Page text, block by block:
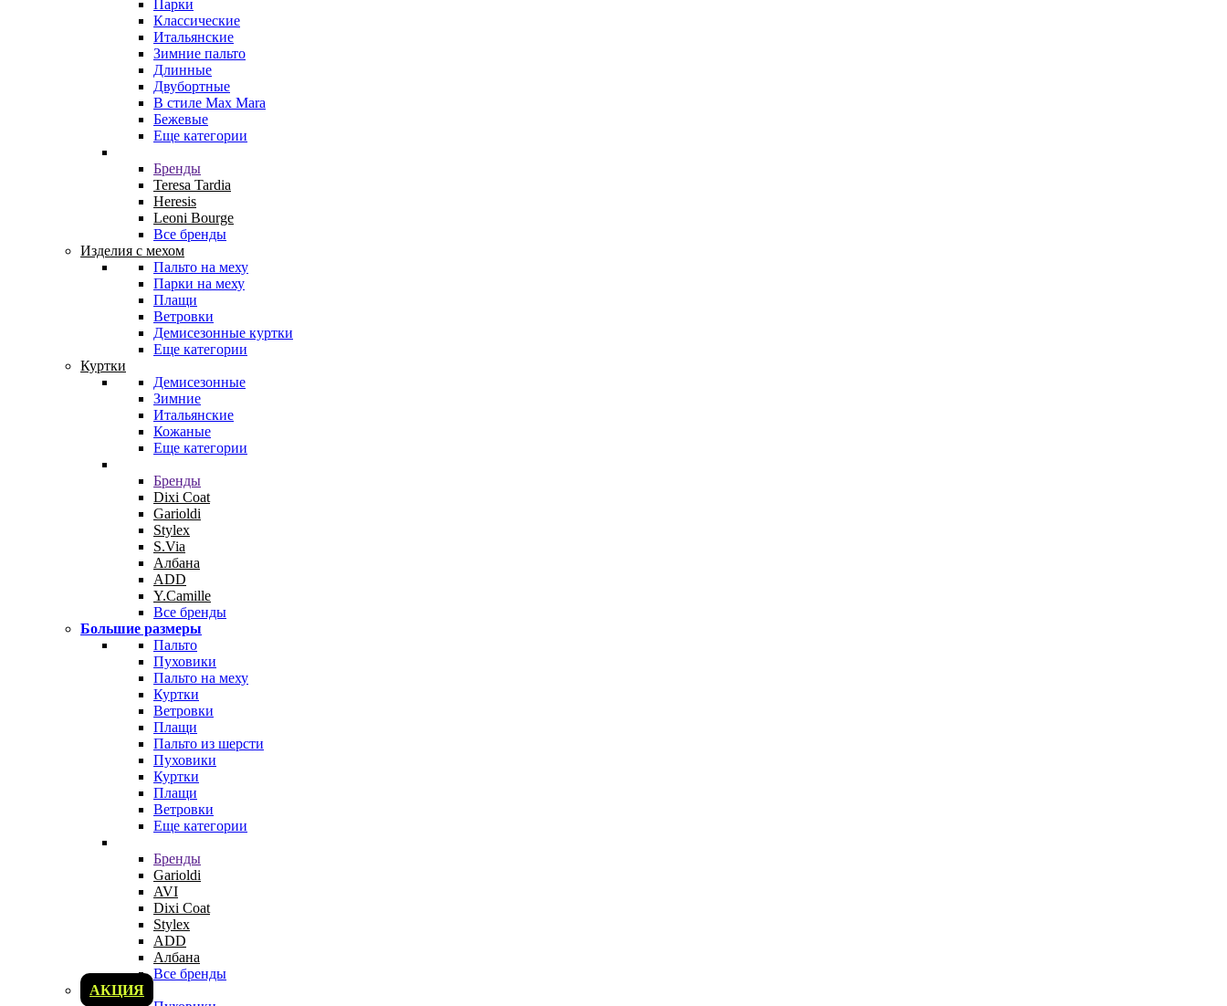
Парки
Классические
Итальянские
Зимние пальто
Длинные
Двубортные
В стиле Max Mara
Бежевые
Еще категории
Бренды
Teresa Tardia
Heresis
Leoni Bourge
Все бренды
Изделия с мехом
Пальто на меху
Парки на меху
Плащи
Ветровки
Демисезонные куртки
Еще категории
Куртки
Демисезонные
Зимние
Итальянские
Кожаные
Еще категории
Бренды
Dixi Coat
Garioldi
Stylex
S.Via
Албана
ADD
Y.Camille
Все бренды
Большие размеры
Пальто
Пуховики
Пальто на меху
Куртки
Ветровки
Плащи
Пальто из шерсти
Пуховики
Куртки
Плащи
Ветровки
Еще категории
Бренды
Garioldi
AVI
Dixi Coat
Stylex
ADD
Албана
Все бренды
АКЦИЯ